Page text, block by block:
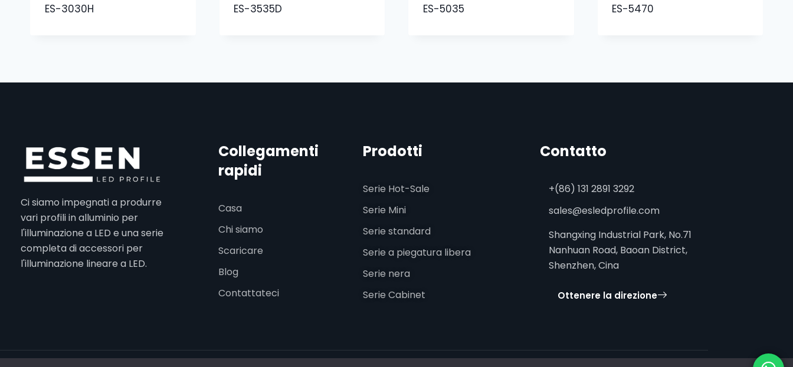
ES-3030H ES-3535D ES-5035 ES-5470
Ci siamo impegnati a produrre
vari profili in alluminio per
l'illuminazione a LED e una serie
completa di accessori per
l'illuminazione lineare a LED.
Collegamenti
rapidi
Casa
Chi siamo
Scaricare
Blog
Contattateci
Prodotti
Serie Hot-Sale
Serie Mini
Serie standard
Serie a piegatura libera
Serie nera
Serie Cabinet
Contatto
+(86) 131 2891 3292
sales@esledprofile.com
Shangxing Industrial Park, No.71
Nanhuan Road, Baoan District,
Shenzhen, Cina
Ottenere la direzione